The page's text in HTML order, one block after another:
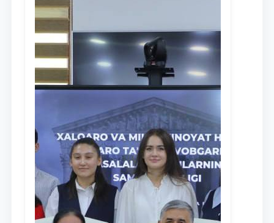
Ism va familiyangiz
Telefon raqamingiz
Pochta